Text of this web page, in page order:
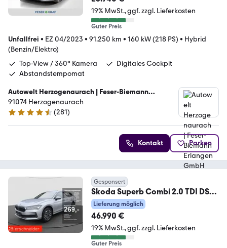
19% MwSt. ggf. zzgl. Lieferkosten
Guter Preis
Unfallfrei • EZ 04/2023 • 91.250 km • 160 kW (218 PS) • Hybrid
(Benzin/Elektro)
Top-View / 360° Kamera
Digitales Cockpit
Abstandstempomat
Autowelt Herzogenaurach | Feser-Biemann
Erlangen GmbH
91074 Herzogenaurach
4.6 Sterne
(281)
Kontakt Parken
Gesponsert
Skoda Superb Combi 2.0 TDI DSG
4x4 Selection MATRIX NA
Lieferung möglich
46.990 €
19% MwSt. ggf. zzgl. Lieferkosten
Guter Preis